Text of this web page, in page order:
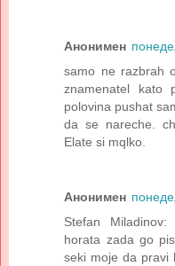
Анонимен
samo ne razbrah
znamenatel kato
polovina pushat
da se nareche.
Elate si mqlko.
Анонимен
Stefan
horata zada go
seki moje da pravi